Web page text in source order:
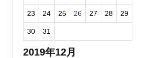
2019年12月
23 24 25 26 27 28 29
30 31